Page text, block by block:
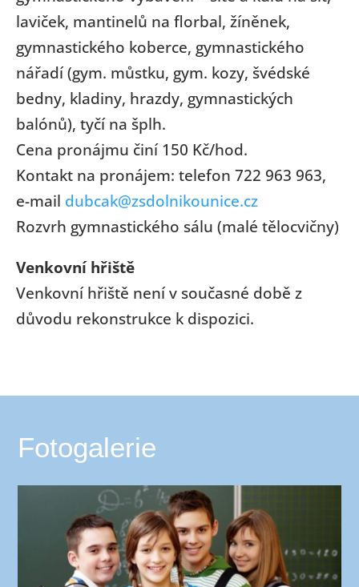
laviček, mantinelů na florbal, žíněnek,
gymnastického koberce, gymnastického
nářadí (gym. můstku, gym. kozy, švédské
bedny, kladiny, hrazdy, gymnastických
balónů), tyčí na šplh.
Cena pronájmu činí 150 Kč/hod.
Kontakt na pronájem: telefon 722 963 963,
e-mail dubcak@zsdolnikounice.cz
Rozvrh gymnastického sálu (malé tělocvičny)
Venkovní hřiště
Venkovní hřiště není v současné době z
důvodu rekonstrukce k dispozici.
Fotogalerie